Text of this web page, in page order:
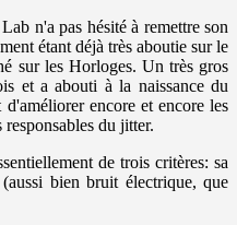
n'a pas hésité à remettre son
étant déjà très aboutie sur le
sur les Horloges. Un très gros
et a abouti à la naissance du
encore et encore les
du jitter.
de trois critères: sa
bien bruit électrique, que